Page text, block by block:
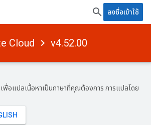
ลงชื่อเข้าใช้
Cloud v4.52.00
เพื่อแปลเนื้อหาเป็นภาษาที่คุณต้องการ การแปลโดย